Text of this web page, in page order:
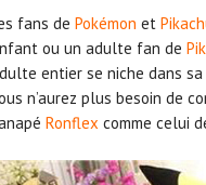
fans de Pokémon et
ou un adulte fan de
entier se niche dans
n’aurez plus besoin de
Ronflex comme celui